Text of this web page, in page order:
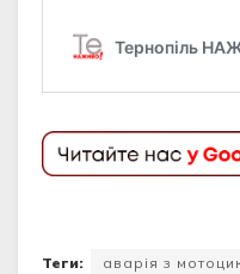
Теги: аварія з